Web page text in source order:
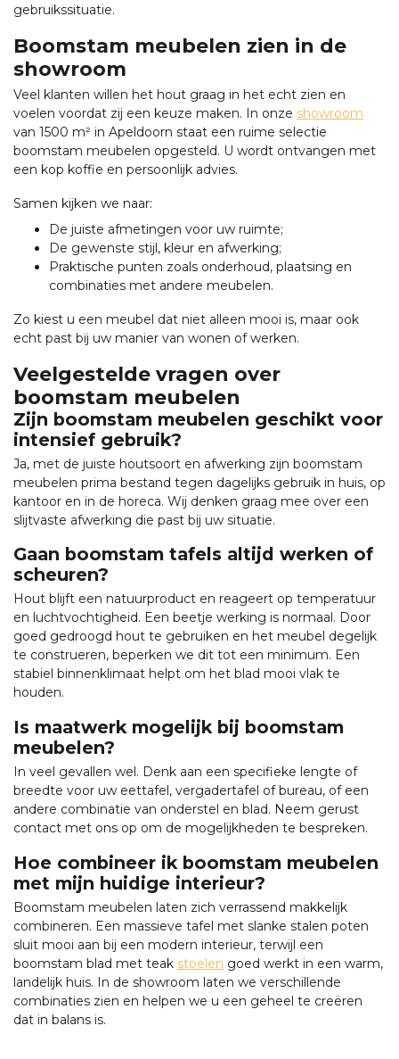
gebruikssituatie.
Boomstam meubelen zien in de
showroom
Veel klanten willen het hout graag in het echt zien en
voelen voordat zij een keuze maken. In onze showroom
van 1500 m² in Apeldoorn staat een ruime selectie
boomstam meubelen opgesteld. U wordt ontvangen met
een kop koffie en persoonlijk advies.
Samen kijken we naar:
De juiste afmetingen voor uw ruimte;
De gewenste stijl, kleur en afwerking;
Praktische punten zoals onderhoud, plaatsing en
combinaties met andere meubelen.
Zo kiest u een meubel dat niet alleen mooi is, maar ook
echt past bij uw manier van wonen of werken.
Veelgestelde vragen over
boomstam meubelen
Zijn boomstam meubelen geschikt voor
intensief gebruik?
Ja, met de juiste houtsoort en afwerking zijn boomstam
meubelen prima bestand tegen dagelijks gebruik in huis, op
kantoor en in de horeca. Wij denken graag mee over een
slijtvaste afwerking die past bij uw situatie.
Gaan boomstam tafels altijd werken of
scheuren?
Hout blijft een natuurproduct en reageert op temperatuur
en luchtvochtigheid. Een beetje werking is normaal. Door
goed gedroogd hout te gebruiken en het meubel degelijk
te construeren, beperken we dit tot een minimum. Een
stabiel binnenklimaat helpt om het blad mooi vlak te
houden.
Is maatwerk mogelijk bij boomstam
meubelen?
In veel gevallen wel. Denk aan een specifieke lengte of
breedte voor uw eettafel, vergadertafel of bureau, of een
andere combinatie van onderstel en blad. Neem gerust
contact met ons op om de mogelijkheden te bespreken.
Hoe combineer ik boomstam meubelen
met mijn huidige interieur?
Boomstam meubelen laten zich verrassend makkelijk
combineren. Een massieve tafel met slanke stalen poten
sluit mooi aan bij een modern interieur, terwijl een
boomstam blad met teak stoelen goed werkt in een warm,
landelijk huis. In de showroom laten we verschillende
combinaties zien en helpen we u een geheel te creëren
dat in balans is.